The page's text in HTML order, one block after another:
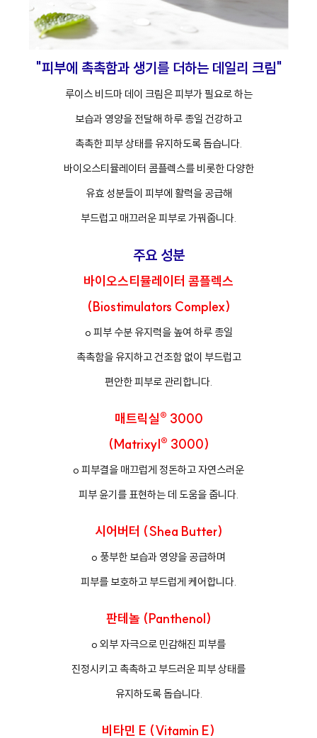
"피부에 촉촉함과 생기를 더하는 데일리 크림"
루이스 비드마 데이 크림은 피부가 필요로 하는
보습과 영양을 전달해 하루 종일 건강하고
촉촉한 피부 상태를 유지하도록 돕습니다.
바이오스티뮬레이터 콤플렉스를 비롯한 다양한
유효 성분들이 피부에 활력을 공급해
부드럽고 매끄러운 피부로 가꿔줍니다.
주요 성분
바이오스티뮬레이터 콤플렉스
(Biostimulators Complex)
o 피부 수분 유지력을 높여 하루 종일
촉촉함을 유지하고 건조함 없이 부드럽고
편안한 피부로 관리합니다.
매트릭실® 3000
(Matrixyl® 3000)
o 피부결을 매끄럽게 정돈하고 자연스러운
피부 윤기를 표현하는 데 도움을 줍니다.
시어버터 (Shea Butter)
o 풍부한 보습과 영양을 공급하며
피부를 보호하고 부드럽게 케어합니다.
판테놀 (Panthenol)
o 외부 자극으로 민감해진 피부를
진정시키고 촉촉하고 부드러운 피부 상태를
유지하도록 돕습니다.
비타민 E (Vitamin E)